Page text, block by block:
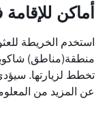
أماكن
استخدم الخريطة
منطقة(مناطق)
تخطط لزيارتها.
عن المزيد من